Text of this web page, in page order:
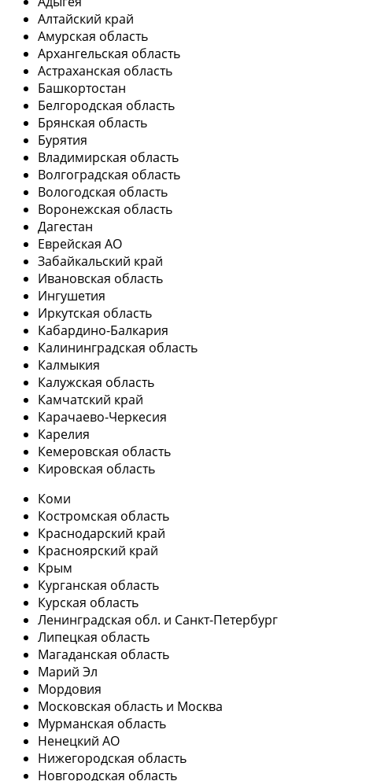
Алтайский край
Амурская область
Архангельская область
Астраханская область
Башкортостан
Белгородская область
Брянская область
Бурятия
Владимирская область
Волгоградская область
Вологодская область
Воронежская область
Дагестан
Еврейская АО
Забайкальский край
Ивановская область
Ингушетия
Иркутская область
Кабардино-Балкария
Калининградская область
Калмыкия
Калужская область
Камчатский край
Карачаево-Черкесия
Карелия
Кемеровская область
Кировская область
Коми
Костромская область
Краснодарский край
Красноярский край
Крым
Курганская область
Курская область
Ленинградская обл. и Санкт-Петербург
Липецкая область
Магаданская область
Марий Эл
Мордовия
Московская область и Москва
Мурманская область
Ненецкий АО
Нижегородская область
Новгородская область